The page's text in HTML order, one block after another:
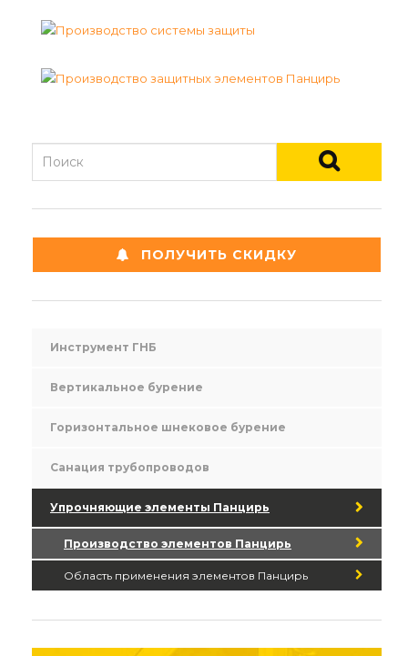
ПОЛУЧИТЬ СКИДКУ
Инструмент ГНБ
Вертикальное бурение
Горизонтальное шнековое бурение
Санация трубопроводов
Упрочняющие элементы Панцирь
Производство элементов Панцирь
Область применения элементов Панцирь